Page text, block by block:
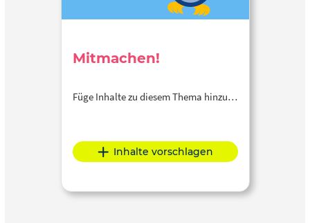
Mitmachen!
Füge Inhalte zu diesem Thema hinzu…
Inhalte vorschlagen